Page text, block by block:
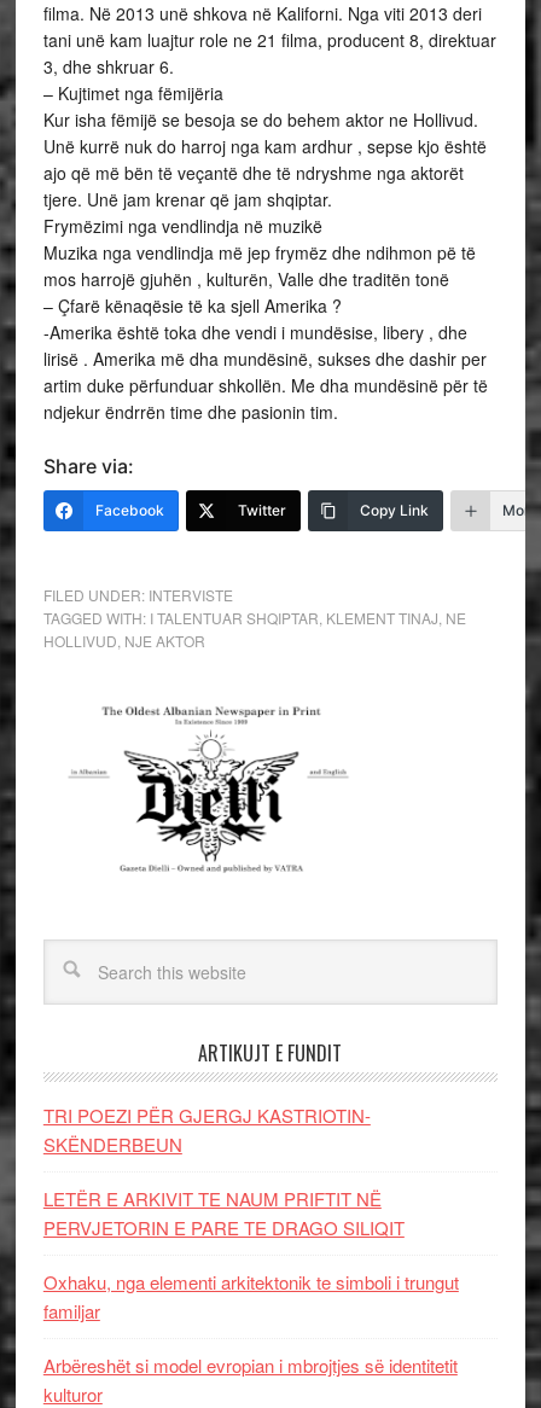
filma. Në 2013 unë shkova në Kaliforni. Nga viti 2013 deri
tani unë kam luajtur role ne 21 filma, producent 8, direktuar
3, dhe shkruar 6.
– Kujtimet nga fëmijëria
Kur isha fëmijë se besoja se do behem aktor ne Hollivud.
Unë kurrë nuk do harroj nga kam ardhur , sepse kjo është
ajo që më bën të veçantë dhe të ndryshme nga aktorët
tjere. Unë jam krenar që jam shqiptar.
Frymëzimi nga vendlindja në muzikë
Muzika nga vendlindja më jep frymëz dhe ndihmon pë të
mos harrojë gjuhën , kulturën, Valle dhe traditën tonë
– Çfarë kënaqësie të ka sjell Amerika ?
-Amerika është toka dhe vendi i mundësise, libery , dhe
lirisë . Amerika më dha mundësinë, sukses dhe dashir per
artim duke përfunduar shkollën. Me dha mundësinë për të
ndjekur ëndrrën time dhe pasionin tim.
Share via:
Facebook Twitter Copy Link More
FILED UNDER: INTERVISTE
TAGGED WITH: I TALENTUAR SHQIPTAR KLEMENT TINAJ NE
HOLLIVUD NJE AKTOR
ARTIKUJT E FUNDIT
TRI POEZI PËR GJERGJ KASTRIOTIN-
SKËNDERBEUN
LETËR E ARKIVIT TE NAUM PRIFTIT NË
PERVJETORIN E PARE TE DRAGO SILIQIT
Oxhaku, nga elementi arkitektonik te simboli i trungut
familjar
Arbëreshët si model evropian i mbrojtjes së identitetit
kulturor